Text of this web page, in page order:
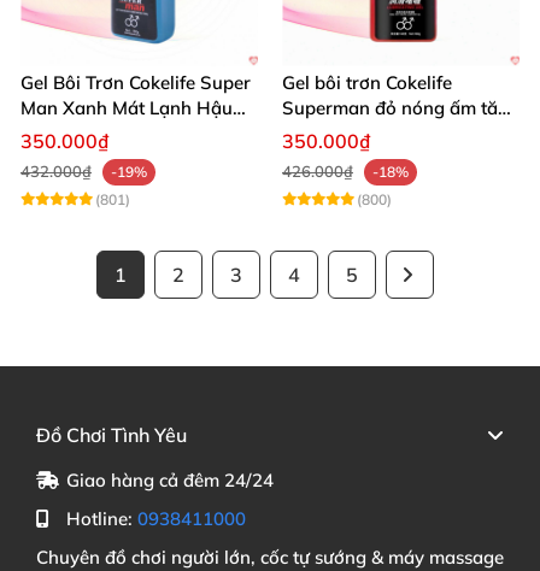
Gel Bôi Trơn Cokelife Super
Man Xanh Mát Lạnh Hậu
Môn 85g
350.000₫
432.000₫
-19%
(801)
Gel bôi trơn Cokelife
Superman đỏ nóng ấm tăng
khoái cảm mạnh
350.000₫
426.000₫
-18%
(800)
1 2 3 4 5
Đồ Chơi Tình Yêu
Giao hàng cả đêm 24/24
Hotline: 0938411000
Chuyên đồ chơi người lớn, cốc tự sướng & máy massage